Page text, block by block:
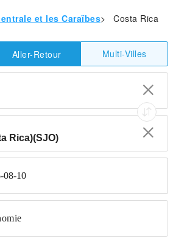
et les Caraïbes> Costa Rica
Aller-Retour Multi-Villes
08-10